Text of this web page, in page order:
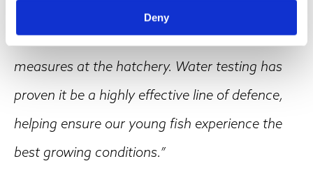
Deny
“The UV disinfection systems procured from
ULTRAAQUA is one of the primary biosecurity
measures at the hatchery. Water testing has
proven it be a highly effective line of defence,
helping ensure our young fish experience the
best growing conditions.”